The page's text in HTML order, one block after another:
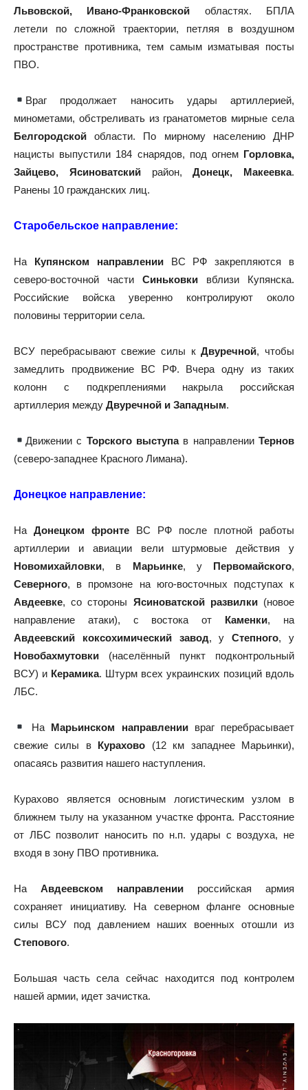
Львовской, Ивано-Франковской областях. БПЛА
летели по сложной траектории, петляя в воздушном
пространстве противника, тем самым изматывая посты
ПВО.
Враг продолжает наносить удары артиллерией,
минометами, обстреливать из гранатометов мирные села
Белгородской области. По мирному населению ДНР
нацисты выпустили 184 снарядов, под огнем Горловка,
Зайцево, Ясиноватскийрайон,Донецк, Макеевка.
Ранены 10 гражданских лиц.
Старобельское направление:
На Купянском направленииВС РФ закрепляются в
северо-восточной части Синьковки вблизи Купянска.
Российские войска уверенно контролируют около
половины территории села.
ВСУ перебрасывают свежие силы кДвуречной, чтобы
замедлить продвижение ВС РФ. Вчера одну из таких
колонн с подкреплениями накрыла российская
артиллерия между Двуречной и Западным.
Движении с Торского выступав направленииТернов
(северо-западнее Красного Лимана).
Донецкое направление:
На Донецком фронте ВС РФ после плотной работы
артиллерии и авиации вели штурмовые действия у
Новомихайловки, в Марьинке, у Первомайского,
Северного, в промзоне на юго-восточных подступах к
Авдеевке, со стороны Ясиноватской развилки(новое
направление атаки), с востока от Каменки, на
Авдеевский коксохимический завод, уСтепного, у
Новобахмутовки (населённый пункт подконтрольный
ВСУ) и Керамика. Штурм всех украинских позиций вдоль
ЛБС.
На Марьинском направлениивраг перебрасывает
свежие силы в Курахово (12 км западнее Марьинки),
опасаясь развития нашего наступления.
Курахово является основным логистическим узлом в
ближнем тылу на указанном участке фронта. Расстояние
от ЛБС позволит наносить по н.п. удары с воздуха, не
входя в зону ПВО противника.
На Авдеевском направлении российская армия
сохраняет инициативу. На северном фланге основные
силы ВСУ под давлением наших военных отошли из
Степового.
Большая часть села сейчас находится под контролем
нашей армии, идет зачистка.